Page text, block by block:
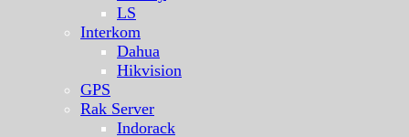
LS
Interkom
Dahua
Hikvision
GPS
Rak Server
Indorack